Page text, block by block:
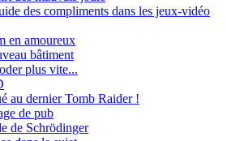
des compliments dans les jeux-vidéo
en amoureux
bâtiment
plus vite...
au dernier Tomb Raider !
de pub
de Schrödinger